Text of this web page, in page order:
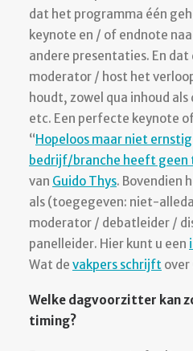
dat het programma één
keynote en / of endnote
andere presentaties. En
moderator / host het
houdt, zowel qua inhoud
etc. Een perfecte keynote
“Hopeloos maar niet ernstig
bedrijf/branche heeft geen
van Guido Thys. Bovendien
als (toegegeven: niet-
moderator / debatleider /
panelleider. Hier kunt u een
Wat de vakpers schrijft over
Welke dagvoorzitter kan
timing?